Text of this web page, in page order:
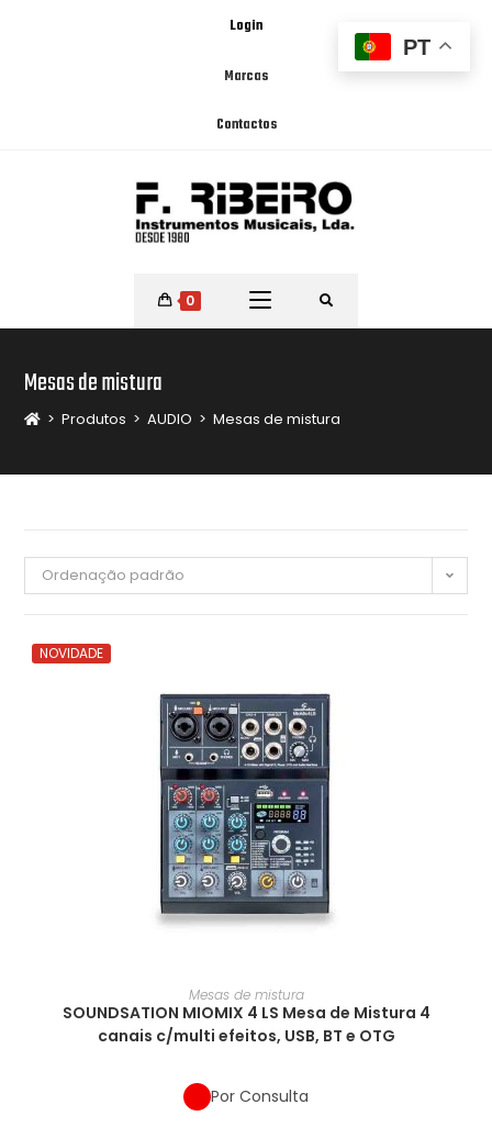
Login
Marcas
Contactos
0
Mesas de mistura
> Produtos > AUDIO > Mesas de mistura
Ordenação padrão
NOVIDADE
Mesas de mistura
SOUNDSATION MIOMIX 4 LS Mesa de Mistura 4
canais c/multi efeitos, USB, BT e OTG
Por Consulta
PT